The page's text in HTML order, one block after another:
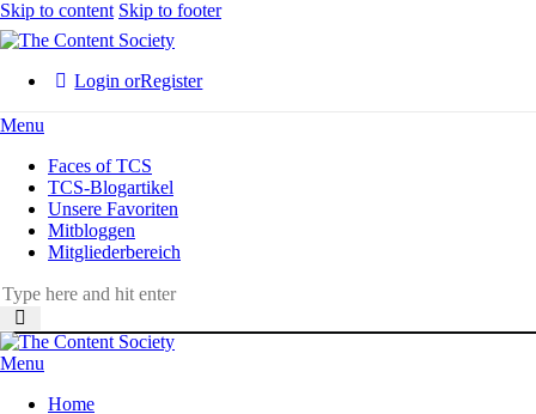
Skip to content Skip to footer
Login orRegister
Menu
Faces of TCS
TCS-Blogartikel
Unsere Favoriten
Mitbloggen
Mitgliederbereich
Menu
Home